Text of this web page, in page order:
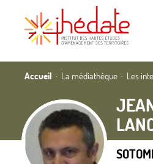
Accueil La médiathèque Les